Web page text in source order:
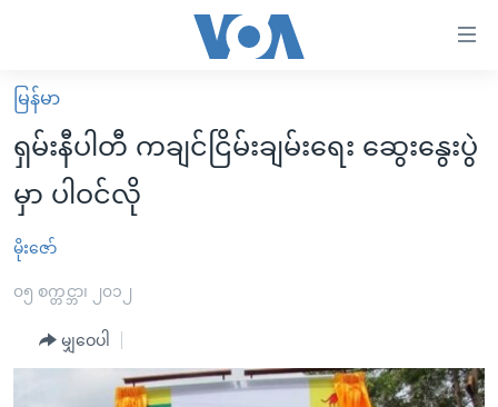
လွယ်ကူ
စေ
Link
များ
ပင်မ
မူလစာမျက်နှာ
မြန်မာ
ကမ္ဘာ့သတင်းများ
နိုင်ငံတကာ
အစ္စရေး-ပါလက်စတိုင်း
ဗွီဒီယို
အင်္ဂလိပ်စာလေ့လာမယ်
အမေရိကန်သုံးအီဒီယံ
အပတ်စဉ်ကဏ္ဍများ
မြန်မာ
ရှမ်းနီပါတီ ကချင်ငြိမ်းချမ်းရေး ဆွေးနွေးပွဲ
မှာ ပါဝင်လို
မိုးဇော်
၀၅ စက္တင္ဘာ၊ ၂၀၁၂
မျှဝေပါ